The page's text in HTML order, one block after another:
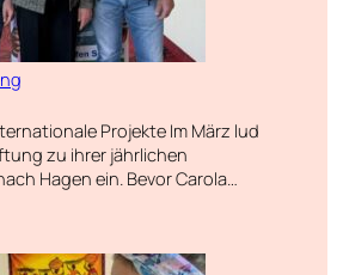
Projekte Im März lud
zu ihrer jährlichen
Hagen ein. Bevor Carola…